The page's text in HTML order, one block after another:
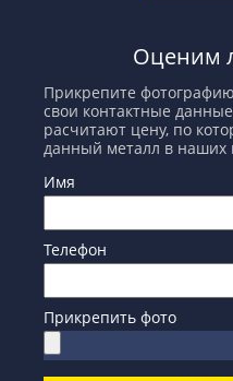
Оценим
Прикрепите
свои контактные
расчитают цену, по
данный металл в наших
Имя
Телефон
Прикрепить фото